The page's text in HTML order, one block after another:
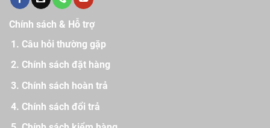
Chính sách & Hỗ trợ
Câu hỏi thường gặp
Chính sách đặt hàng
Chính sách hoàn trả
Chính sách đổi trả